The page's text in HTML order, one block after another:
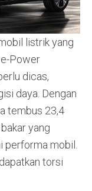
listrik yang
Power
dicas,
daya. Dengan
tembus 23,4
yang
performa mobil.
torsi